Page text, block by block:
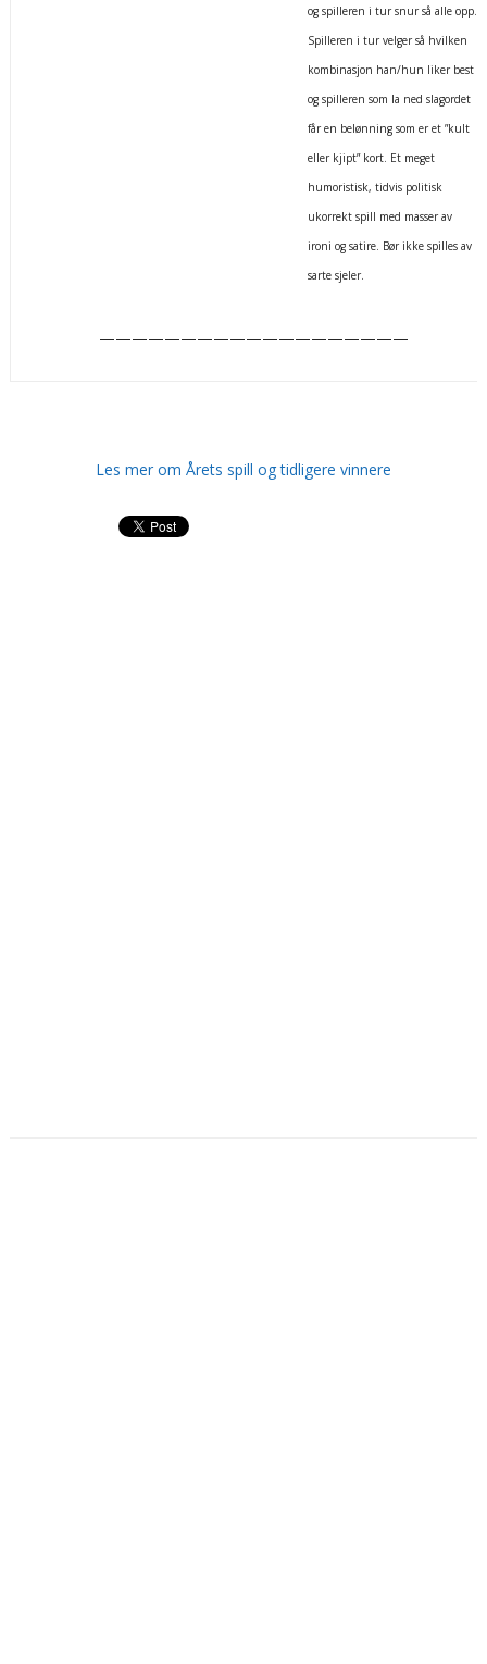
og spilleren i tur snur så alle opp.
Spilleren i tur velger så hvilken
kombinasjon han/hun liker best
og spilleren som la ned slagordet
får en belønning som er et ”kult
eller kjipt” kort. Et meget
humoristisk, tidvis politisk
ukorrekt spill med masser av
ironi og satire. Bør ikke spilles av
sarte sjeler.
———————————————————
Les mer om Årets spill og tidligere vinnere